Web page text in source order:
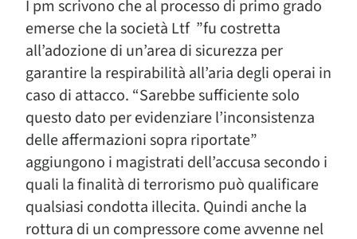
I pm scrivono che al processo di primo grado
emerse che la società Ltf ”fu costretta
all’adozione di un’area di sicurezza per
garantire la respirabilità all’aria degli operai in
caso di attacco. “Sarebbe sufficiente solo
questo dato per evidenziare l’inconsistenza
delle affermazioni sopra riportate”
aggiungono i magistrati dell’accusa secondo i
quali la finalità di terrorismo può qualificare
qualsiasi condotta illecita. Quindi anche la
rottura di un compressore come avvenne nel